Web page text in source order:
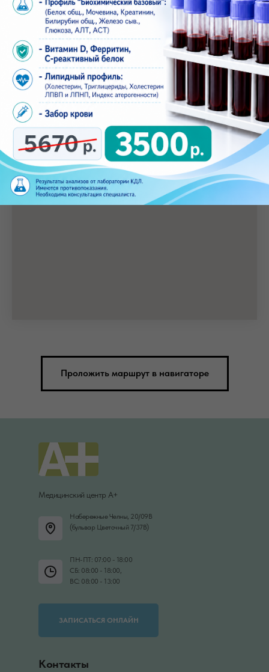
Контакты
+7 (8552) 923 - 903
+7 (8552) 920 - 010
aplusmed@mail.ru
Набережные Челны, 20/09В
(бульвар Цветочный 7/37В)
Проложить маршрут в навигаторе
Медицинский центр А+
Набережные Челны, 20/09В
(бульвар Цветочный 7/37В)
ПН-ПТ: 07:00 - 18:00
СБ: 08:00 - 18:00,
ВС: 08:00 - 13:00
ЗАПИСАТЬСЯ ОНЛАЙН
Контакты